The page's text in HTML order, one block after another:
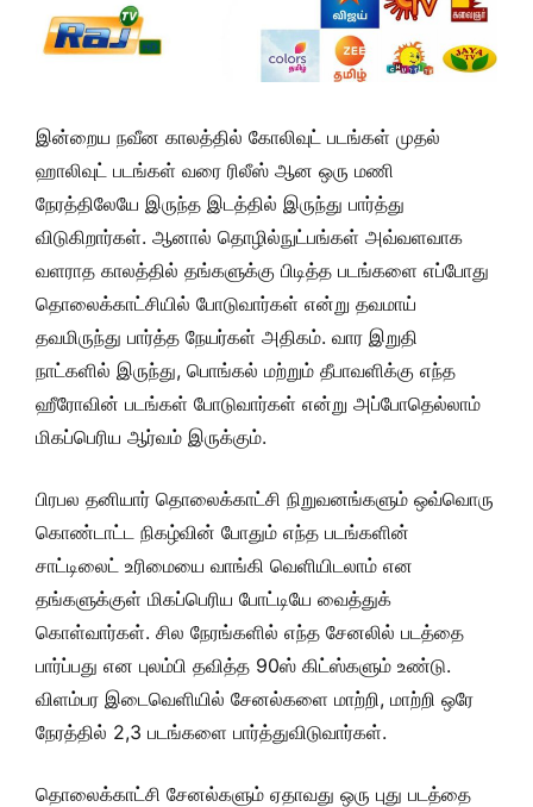
இன்றைய நவீன காலத்தில் கோலிவுட் படங்கள் முதல்
ஹாலிவுட் படங்கள் வரை ரிலீஸ் ஆன ஒரு மணி
நேரத்திலேயே இருந்த இடத்தில் இருந்து பார்த்து
விடுகிறார்கள். ஆனால் தொழில்நுட்பங்கள் அவ்வளவாக
வளராத காலத்தில் தங்களுக்கு பிடித்த படங்களை எப்போது
தொலைக்காட்சியில் போடுவார்கள் என்று தவமாய்
தவமிருந்து பார்த்த நேயர்கள் அதிகம். வார இறுதி
நாட்களில் இருந்து, பொங்கல் மற்றும் தீபாவளிக்கு எந்த
ஹீரோவின் படங்கள் போடுவார்கள் என்று அப்போதெல்லாம்
மிகப்பெரிய ஆர்வம் இருக்கும்.
பிரபல தனியார் தொலைக்காட்சி நிறுவனங்களும் ஒவ்வொரு
கொண்டாட்ட நிகழ்வின் போதும் எந்த படங்களின்
சாட்டிலைட் உரிமையை வாங்கி வெளியிடலாம் என
தங்களுக்குள் மிகப்பெரிய போட்டியே வைத்துக்
கொள்வார்கள். சில நேரங்களில் எந்த சேனலில் படத்தை
பார்ப்பது என புலம்பி தவித்த 90ஸ் கிட்ஸ்களும் உண்டு.
விளம்பர இடைவெளியில் சேனல்களை மாற்றி, மாற்றி ஒரே
நேரத்தில் 2,3 படங்களை பார்த்துவிடுவார்கள்.
தொலைக்காட்சி சேனல்களும் ஏதாவது ஒரு புது படத்தை